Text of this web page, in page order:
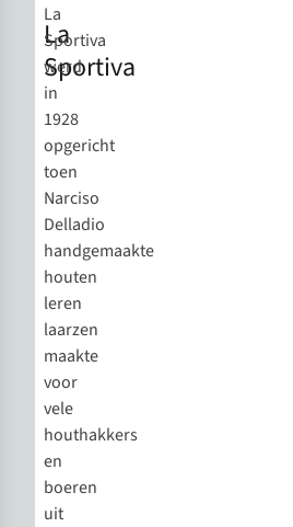
La
Sportiva
La
Sportiva
werd
in
1928
opgericht
toen
Narciso
Delladio
handgemaakte
houten
leren
laarzen
maakte
voor
vele
houthakkers
en
boeren
uit